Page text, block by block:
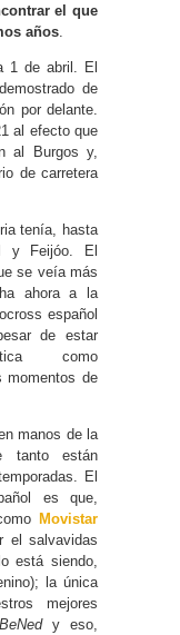
el que
años.
1 de abril. El
de
por delante.
al efecto que
al Burgos y,
de carretera
tenía, hasta
y Feijóo. El
se veía más
ahora a la
español
de estar
como
momentos de
manos de la
tanto están
El
es que,
Movistar
el salvavidas
está siendo,
la única
mejores
BeNedy eso,